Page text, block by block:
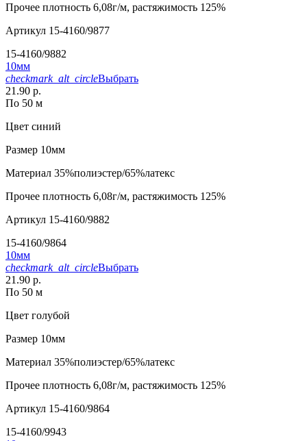
Прочее плотность 6,08г/м, растяжимость 125%
Артикул 15-4160/9877
15-4160/9882
10мм
checkmark_alt_circleВыбрать
21.90 р.
По 50 м
Цвет синий
Размер 10мм
Материал 35%полиэстер/65%латекс
Прочее плотность 6,08г/м, растяжимость 125%
Артикул 15-4160/9882
15-4160/9864
10мм
checkmark_alt_circleВыбрать
21.90 р.
По 50 м
Цвет голубой
Размер 10мм
Материал 35%полиэстер/65%латекс
Прочее плотность 6,08г/м, растяжимость 125%
Артикул 15-4160/9864
15-4160/9943